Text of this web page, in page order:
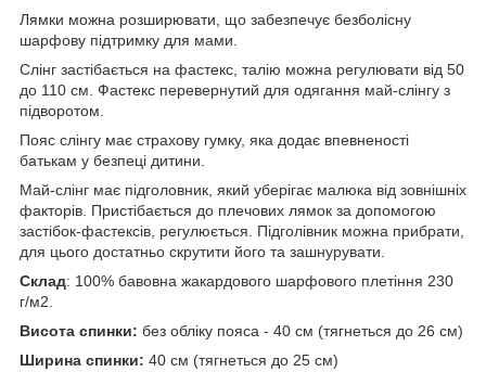
Лямки можна розширювати, що забезпечує безболісну
шарфову підтримку для мами.
Слінг застібається на фастекс, талію можна регулювати від 50
до 110 см. Фастекс перевернутий для одягання май-слінгу з
підворотом.
Пояс слінгу має страхову гумку, яка додає впевненості
батькам у безпеці дитини.
Май-слінг має підголовник, який уберігає малюка від зовнішніх
факторів. Пристібається до плечових лямок за допомогою
застібок-фастексів, регулюється. Підголівник можна прибрати,
для цього достатньо скрутити його та зашнурувати.
Склад: 100% бавовна жакардового шарфового плетіння 230
г/м2.
Висота спинки: без обліку пояса - 40 см (тягнеться до 26 см)
Ширина спинки: 40 см (тягнеться до 25 см)